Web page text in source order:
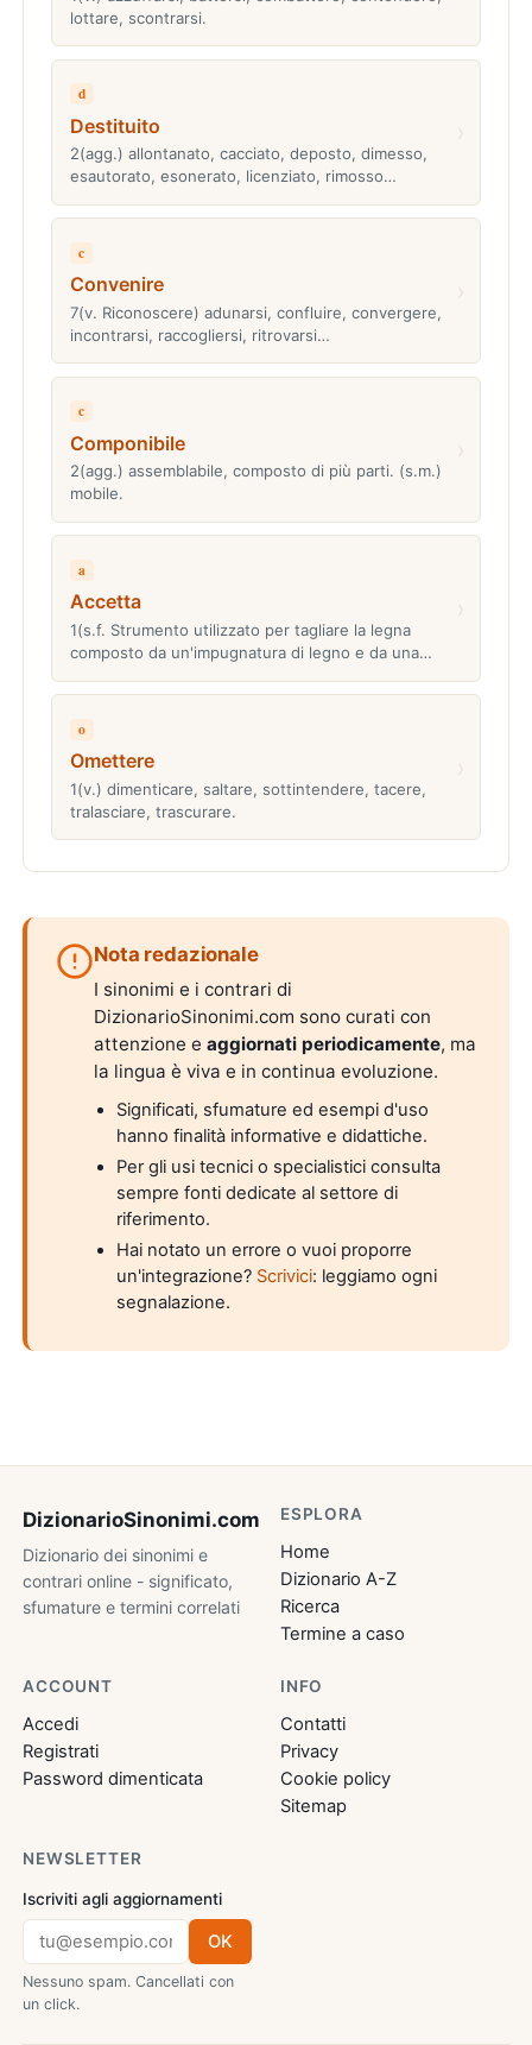
lottare, scontrarsi.
d
Destituito
2(agg.) allontanato, cacciato, deposto, dimesso,
esautorato, esonerato, licenziato, rimosso…
c
Convenire
7(v. Riconoscere) adunarsi, confluire, convergere,
incontrarsi, raccogliersi, ritrovarsi…
c
Componibile
2(agg.) assemblabile, composto di più parti. (s.m.)
mobile.
a
Accetta
1(s.f. Strumento utilizzato per tagliare la legna
composto da un'impugnatura di legno e da una…
o
Omettere
1(v.) dimenticare, saltare, sottintendere, tacere,
tralasciare, trascurare.
Nota redazionale
I sinonimi e i contrari di
DizionarioSinonimi.com sono curati con
attenzione eaggiornati periodicamente, ma
la lingua è viva e in continua evoluzione.
Significati, sfumature ed esempi d'uso
hanno finalità informative e didattiche.
Per gli usi tecnici o specialistici consulta
sempre fonti dedicate al settore di
riferimento.
Hai notato un errore o vuoi proporre
un'integrazione? Scrivici: leggiamo ogni
segnalazione.
DizionarioSinonimi.com
Dizionario dei sinonimi e
contrari online - significato,
sfumature e termini correlati
ESPLORA
Home
Dizionario A-Z
Ricerca
Termine a caso
ACCOUNT
Accedi
Registrati
Password dimenticata
INFO
Contatti
Privacy
Cookie policy
Sitemap
NEWSLETTER
Iscriviti agli aggiornamenti
OK
Nessuno spam. Cancellati con
un click.